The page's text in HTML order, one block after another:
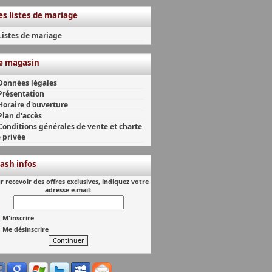
listes de mariage
de mariage
magasin
légales
d'ouverture
d'accès
générales de vente et charte
privée
infos
recevoir des offres exclusives, indiquez votre
adresse e-mail:
M'inscrire
Me désinscrire